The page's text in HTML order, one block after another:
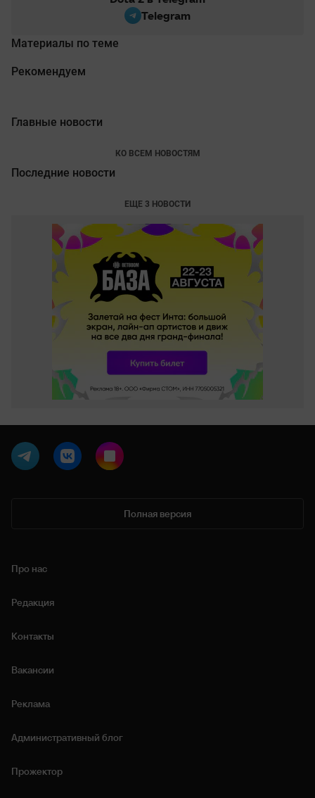
Telegram
Материалы по теме
Рекомендуем
Главные новости
КО ВСЕМ НОВОСТЯМ
Последние новости
ЕЩЕ 3 НОВОСТИ
Полная версия
Про нас
Редакция
Контакты
Вакансии
Реклама
Административный блог
Прожектор